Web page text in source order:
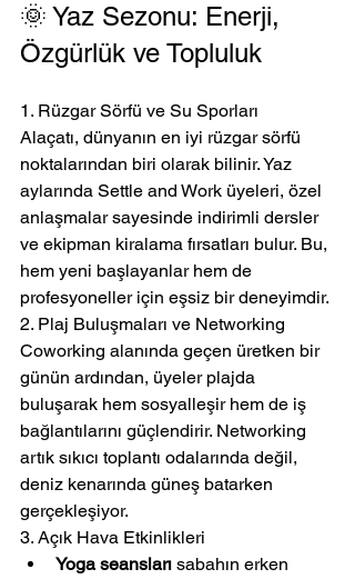
🌞 Yaz Sezonu: Enerji,
Özgürlük ve Topluluk
1. Rüzgar Sörfü ve Su Sporları
Alaçatı, dünyanın en iyi rüzgar sörfü
noktalarından biri olarak bilinir. Yaz
aylarında Settle and Work üyeleri, özel
anlaşmalar sayesinde indirimli dersler
ve ekipman kiralama fırsatları bulur. Bu,
hem yeni başlayanlar hem de
profesyoneller için eşsiz bir deneyimdir.
2. Plaj Buluşmaları ve Networking
Coworking alanında geçen üretken bir
günün ardından, üyeler plajda
buluşarak hem sosyalleşir hem de iş
bağlantılarını güçlendirir. Networking
artık sıkıcı toplantı odalarında değil,
deniz kenarında güneş batarken
gerçekleşiyor.
3. Açık Hava Etkinlikleri
Yoga seansları sabahın erken